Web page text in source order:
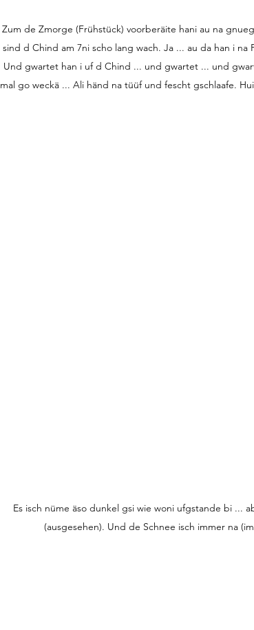
Zum de Zmorge (Frühstück) voorberäite hani au na
sind d Chind am 7ni scho lang wach. Ja ... au da han i
Und gwartet han i uf d Chind ... und gwartet ... und
mal go weckä ... Ali händ na tüüf und fescht gschlaafe.
Es isch nüme äso dunkel gsi wie woni ufgstande bi ...
(ausgesehen). Und de Schnee isch immer na